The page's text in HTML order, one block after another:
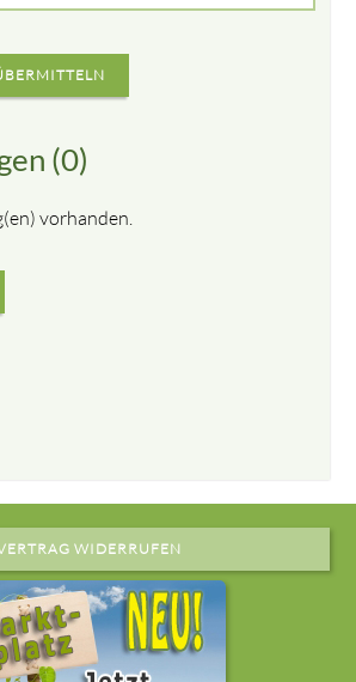
(0)
vorhanden.
WIDERRUFEN